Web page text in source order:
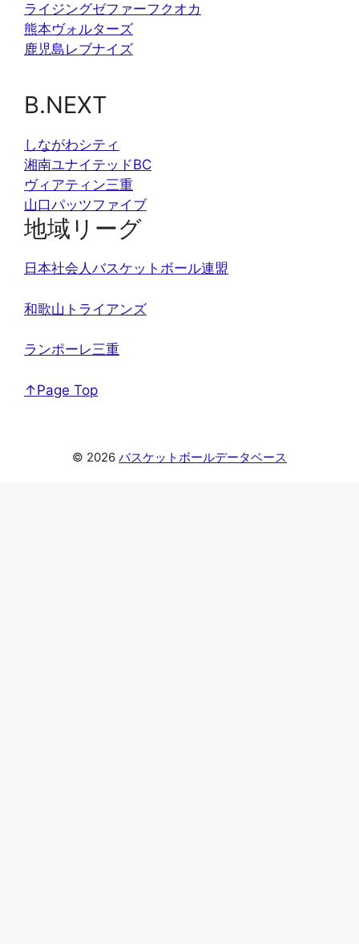
ライジングゼファーフクオカ
熊本ヴォルターズ
鹿児島レブナイズ
B.NEXT
しながわシティ
湘南ユナイテッドBC
ヴィアティン三重
山口パッツファイブ
地域リーグ
日本社会人バスケットボール連盟
和歌山トライアンズ
ランポーレ三重
↑Page Top
© 2026 バスケットボールデータベース